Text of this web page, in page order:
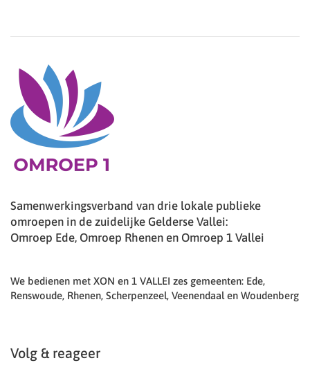
Samenwerkingsverband van drie lokale publieke
omroepen in de zuidelijke Gelderse Vallei:
Omroep Ede, Omroep Rhenen en Omroep 1 Vallei
We bedienen met XON en 1 VALLEI zes gemeenten: Ede,
Renswoude, Rhenen, Scherpenzeel, Veenendaal en Woudenberg
Volg & reageer